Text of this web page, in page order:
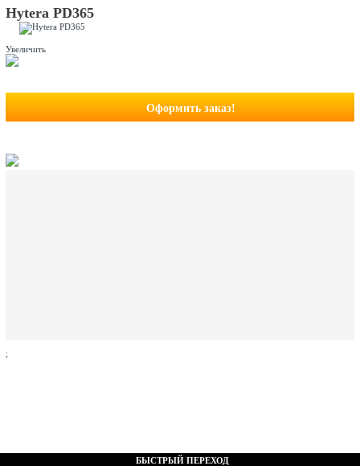
Hytera PD365
Увеличить
Оформить заказ!
;
БЫСТРЫЙ ПЕРЕХОД